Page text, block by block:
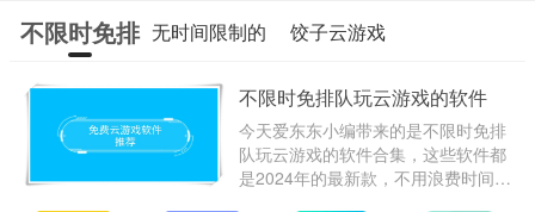
不限时免排
的软件
无时间限制的
饺子云游戏
不限时免排队玩云游戏的软件
今天爱东东小编带来的是不限时免排
队玩云游戏的软件合集，这些软件都
是2024年的最新款，不用浪费时间，